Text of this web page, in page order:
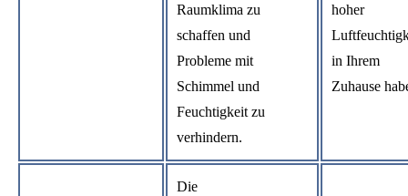
Raumklima zu
schaffen und
Probleme mit
Schimmel und
Feuchtigkeit zu
verhindern.
hoher
in Ihrem
Zuhause
Die